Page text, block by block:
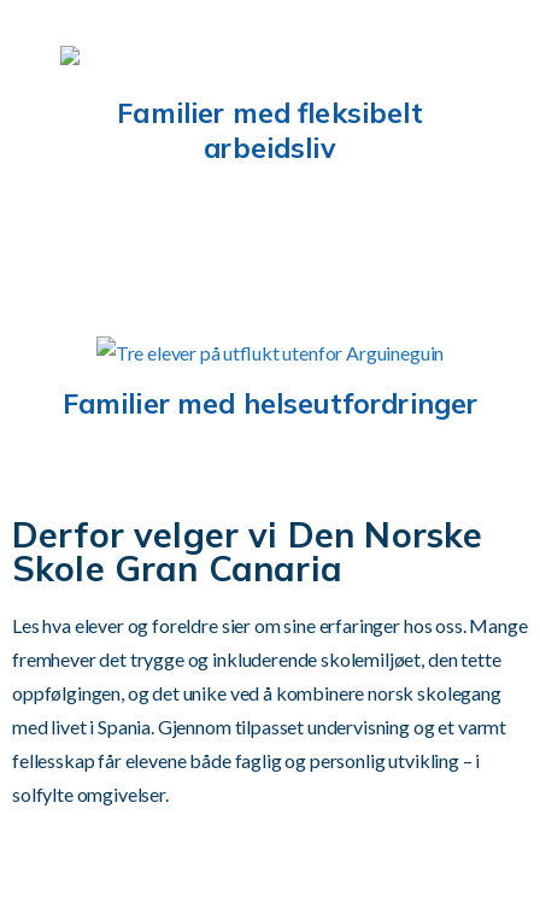
Familier med fleksibelt
arbeidsliv
Familier med helseutfordringer
Derfor velger vi Den Norske
Skole Gran Canaria
Les hva elever og foreldre sier om sine erfaringer hos oss. Mange
fremhever det trygge og inkluderende skolemiljøet, den tette
oppfølgingen, og det unike ved å kombinere norsk skolegang
med livet i Spania. Gjennom tilpasset undervisning og et varmt
fellesskap får elevene både faglig og personlig utvikling – i
solfylte omgivelser.